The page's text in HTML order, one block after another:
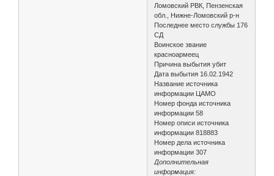
Ломовский РВК, Пензенская
обл., Нижне-Ломовский р-н
Последнее место службы 176
СД
Воинское звание
красноармеец
Причина выбытия убит
Дата выбытия 16.02.1942
Название источника
информации ЦАМО
Номер фонда источника
информации 58
Номер описи источника
информации 818883
Номер дела источника
информации 307
Дополнительная
информация: